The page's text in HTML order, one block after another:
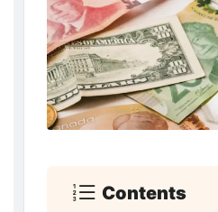
Contents